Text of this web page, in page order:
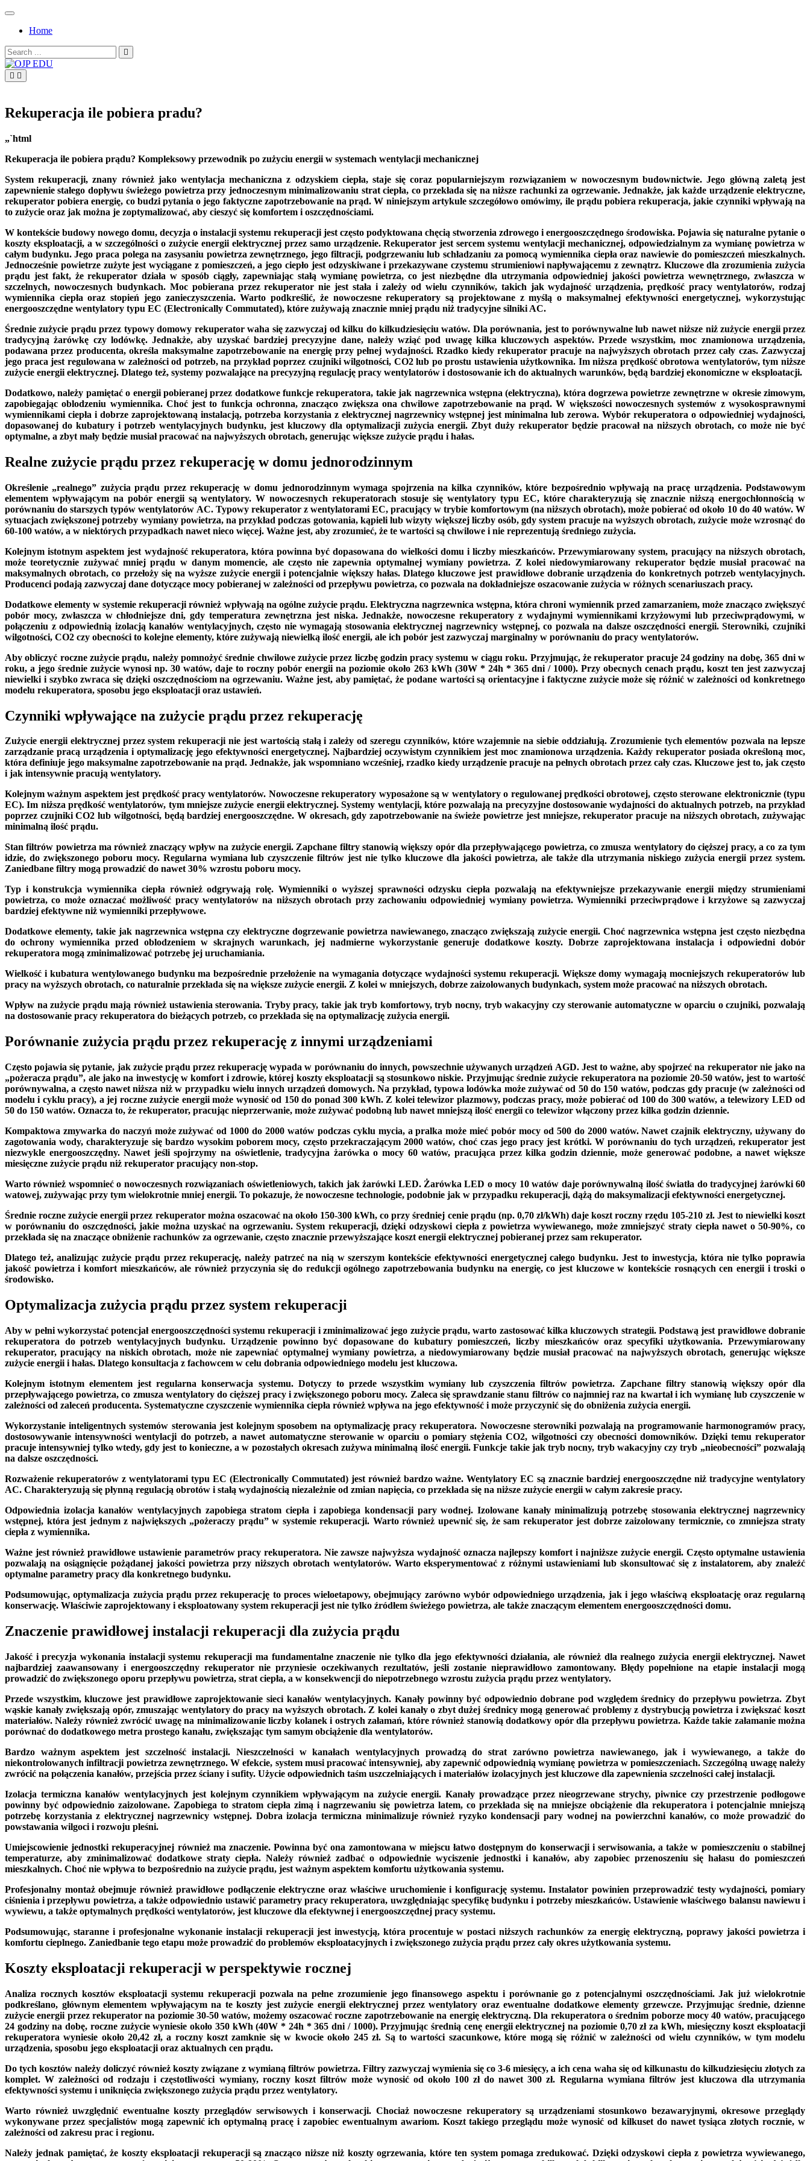
Skip
contentHome
Search
for:
Rekuperacja ile pobiera pradu?
„`html
Rekuperacja ile pobiera prądu? Kompleksowy przewodnik po zużyciu energii w systemach wentylacji mechanicznej
System rekuperacji, znany również jako wentylacja mechaniczna z odzyskiem ciepła, staje się coraz popularniejszym rozwiązaniem w nowoczesnym budownictwie. Jego główną zaletą jest
zapewnienie stałego dopływu świeżego powietrza przy jednoczesnym minimalizowaniu strat ciepła, co przekłada się na niższe rachunki za ogrzewanie. Jednakże, jak każde urządzenie elektryczne,
rekuperator pobiera energię, co budzi pytania o jego faktyczne zapotrzebowanie na prąd. W niniejszym artykule szczegółowo omówimy, ile prądu pobiera rekuperacja, jakie czynniki wpływają na
to zużycie oraz jak można je zoptymalizować, aby cieszyć się komfortem i oszczędnościami.
W kontekście budowy nowego domu, decyzja o instalacji systemu rekuperacji jest często podyktowana chęcią stworzenia zdrowego i energooszczędnego środowiska. Pojawia się naturalne pytanie o
koszty eksploatacji, a w szczególności o zużycie energii elektrycznej przez samo urządzenie. Rekuperator jest sercem systemu wentylacji mechanicznej, odpowiedzialnym za wymianę powietrza w
całym budynku. Jego praca polega na zasysaniu powietrza zewnętrznego, jego filtracji, podgrzewaniu lub schładzaniu za pomocą wymiennika ciepła oraz nawiewie do pomieszczeń mieszkalnych.
Jednocześnie powietrze zużyte jest wyciągane z pomieszczeń, a jego ciepło jest odzyskiwane i przekazywane czystemu strumieniowi napływającemu z zewnątrz. Kluczowe dla zrozumienia zużycia
prądu jest fakt, że rekuperator działa w sposób ciągły, zapewniając stałą wymianę powietrza, co jest niezbędne dla utrzymania odpowiedniej jakości powietrza wewnętrznego, zwłaszcza w
szczelnych, nowoczesnych budynkach. Moc pobierana przez rekuperator nie jest stała i zależy od wielu czynników, takich jak wydajność urządzenia, prędkość pracy wentylatorów, rodzaj
wymiennika ciepła oraz stopień jego zanieczyszczenia. Warto podkreślić, że nowoczesne rekuperatory są projektowane z myślą o maksymalnej efektywności energetycznej, wykorzystując
energooszczędne wentylatory typu EC (Electronically Commutated), które zużywają znacznie mniej prądu niż tradycyjne silniki AC.
Średnie zużycie prądu przez typowy domowy rekuperator waha się zazwyczaj od kilku do kilkudziesięciu watów. Dla porównania, jest to porównywalne lub nawet niższe niż zużycie energii przez
tradycyjną żarówkę czy lodówkę. Jednakże, aby uzyskać bardziej precyzyjne dane, należy wziąć pod uwagę kilka kluczowych aspektów. Przede wszystkim, moc znamionowa urządzenia,
podawana przez producenta, określa maksymalne zapotrzebowanie na energię przy pełnej wydajności. Rzadko kiedy rekuperator pracuje na najwyższych obrotach przez cały czas. Zazwyczaj
jego praca jest regulowana w zależności od potrzeb, na przykład poprzez czujniki wilgotności, CO2 lub po prostu ustawienia użytkownika. Im niższa prędkość obrotowa wentylatorów, tym niższe
zużycie energii elektrycznej. Dlatego też, systemy pozwalające na precyzyjną regulację pracy wentylatorów i dostosowanie ich do aktualnych warunków, będą bardziej ekonomiczne w eksploatacji.
Dodatkowo, należy pamiętać o energii pobieranej przez dodatkowe funkcje rekuperatora, takie jak nagrzewnica wstępna (elektryczna), która dogrzewa powietrze zewnętrzne w okresie zimowym,
zapobiegając oblodzeniu wymiennika. Choć jest to funkcja ochronna, znacząco zwiększa ona chwilowe zapotrzebowanie na prąd. W większości nowoczesnych systemów z wysokosprawnymi
wymiennikami ciepła i dobrze zaprojektowaną instalacją, potrzeba korzystania z elektrycznej nagrzewnicy wstępnej jest minimalna lub zerowa. Wybór rekuperatora o odpowiedniej wydajności,
dopasowanej do kubatury i potrzeb wentylacyjnych budynku, jest kluczowy dla optymalizacji zużycia energii. Zbyt duży rekuperator będzie pracował na niższych obrotach, co może nie być
optymalne, a zbyt mały będzie musiał pracować na najwyższych obrotach, generując większe zużycie prądu i hałas.
Realne zużycie prądu przez rekuperację w domu jednorodzinnym
Określenie „realnego” zużycia prądu przez rekuperację w domu jednorodzinnym wymaga spojrzenia na kilka czynników, które bezpośrednio wpływają na pracę urządzenia. Podstawowym
elementem wpływającym na pobór energii są wentylatory. W nowoczesnych rekuperatorach stosuje się wentylatory typu EC, które charakteryzują się znacznie niższą energochłonnością w
porównaniu do starszych typów wentylatorów AC. Typowy rekuperator z wentylatorami EC, pracujący w trybie komfortowym (na niższych obrotach), może pobierać od około 10 do 40 watów. W
sytuacjach zwiększonej potrzeby wymiany powietrza, na przykład podczas gotowania, kąpieli lub wizyty większej liczby osób, gdy system pracuje na wyższych obrotach, zużycie może wzrosnąć do
60-100 watów, a w niektórych przypadkach nawet nieco więcej. Ważne jest, aby zrozumieć, że te wartości są chwilowe i nie reprezentują średniego zużycia.
Kolejnym istotnym aspektem jest wydajność rekuperatora, która powinna być dopasowana do wielkości domu i liczby mieszkańców. Przewymiarowany system, pracujący na niższych obrotach,
może teoretycznie zużywać mniej prądu w danym momencie, ale często nie zapewnia optymalnej wymiany powietrza. Z kolei niedowymiarowany rekuperator będzie musiał pracować na
maksymalnych obrotach, co przełoży się na wyższe zużycie energii i potencjalnie większy hałas. Dlatego kluczowe jest prawidłowe dobranie urządzenia do konkretnych potrzeb wentylacyjnych.
Producenci podają zazwyczaj dane dotyczące mocy pobieranej w zależności od przepływu powietrza, co pozwala na dokładniejsze oszacowanie zużycia w różnych scenariuszach pracy.
Dodatkowe elementy w systemie rekuperacji również wpływają na ogólne zużycie prądu. Elektryczna nagrzewnica wstępna, która chroni wymiennik przed zamarzaniem, może znacząco zwiększyć
pobór mocy, zwłaszcza w chłodniejsze dni, gdy temperatura zewnętrzna jest niska. Jednakże, nowoczesne rekuperatory z wydajnymi wymiennikami krzyżowymi lub przeciwprądowymi, w
połączeniu z odpowiednią izolacją kanałów wentylacyjnych, często nie wymagają stosowania elektrycznej nagrzewnicy wstępnej, co pozwala na dalsze oszczędności energii. Sterowniki, czujniki
wilgotności, CO2 czy obecności to kolejne elementy, które zużywają niewielką ilość energii, ale ich pobór jest zazwyczaj marginalny w porównaniu do pracy wentylatorów.
Aby obliczyć roczne zużycie prądu, należy pomnożyć średnie chwilowe zużycie przez liczbę godzin pracy systemu w ciągu roku. Przyjmując, że rekuperator pracuje 24 godziny na dobę, 365 dni w
roku, a jego średnie zużycie wynosi np. 30 watów, daje to roczny pobór energii na poziomie około 263 kWh (30W * 24h * 365 dni / 1000). Przy obecnych cenach prądu, koszt ten jest zazwyczaj
niewielki i szybko zwraca się dzięki oszczędnościom na ogrzewaniu. Ważne jest, aby pamiętać, że podane wartości są orientacyjne i faktyczne zużycie może się różnić w zależności od konkretnego
modelu rekuperatora, sposobu jego eksploatacji oraz ustawień.
Czynniki wpływające na zużycie prądu przez rekuperację
Zużycie energii elektrycznej przez system rekuperacji nie jest wartością stałą i zależy od szeregu czynników, które wzajemnie na siebie oddziałują. Zrozumienie tych elementów pozwala na lepsze
zarządzanie pracą urządzenia i optymalizację jego efektywności energetycznej. Najbardziej oczywistym czynnikiem jest moc znamionowa urządzenia. Każdy rekuperator posiada określoną moc,
która definiuje jego maksymalne zapotrzebowanie na prąd. Jednakże, jak wspomniano wcześniej, rzadko kiedy urządzenie pracuje na pełnych obrotach przez cały czas. Kluczowe jest to, jak często
i jak intensywnie pracują wentylatory.
Kolejnym ważnym aspektem jest prędkość pracy wentylatorów. Nowoczesne rekuperatory wyposażone są w wentylatory o regulowanej prędkości obrotowej, często sterowane elektronicznie (typu
EC). Im niższa prędkość wentylatorów, tym mniejsze zużycie energii elektrycznej. Systemy wentylacji, które pozwalają na precyzyjne dostosowanie wydajności do aktualnych potrzeb, na przykład
poprzez czujniki CO2 lub wilgotności, będą bardziej energooszczędne. W okresach, gdy zapotrzebowanie na świeże powietrze jest mniejsze, rekuperator pracuje na niższych obrotach, zużywając
minimalną ilość prądu.
Stan filtrów powietrza ma również znaczący wpływ na zużycie energii. Zapchane filtry stanowią większy opór dla przepływającego powietrza, co zmusza wentylatory do cięższej pracy, a co za tym
idzie, do zwiększonego poboru mocy. Regularna wymiana lub czyszczenie filtrów jest nie tylko kluczowe dla jakości powietrza, ale także dla utrzymania niskiego zużycia energii przez system.
Zaniedbane filtry mogą prowadzić do nawet 30% wzrostu poboru mocy.
Typ i konstrukcja wymiennika ciepła również odgrywają rolę. Wymienniki o wyższej sprawności odzysku ciepła pozwalają na efektywniejsze przekazywanie energii między strumieniami
powietrza, co może oznaczać możliwość pracy wentylatorów na niższych obrotach przy zachowaniu odpowiedniej wymiany powietrza. Wymienniki przeciwprądowe i krzyżowe są zazwyczaj
bardziej efektywne niż wymienniki przepływowe.
Dodatkowe elementy, takie jak nagrzewnica wstępna czy elektryczne dogrzewanie powietrza nawiewanego, znacząco zwiększają zużycie energii. Choć nagrzewnica wstępna jest często niezbędna
do ochrony wymiennika przed oblodzeniem w skrajnych warunkach, jej nadmierne wykorzystanie generuje dodatkowe koszty. Dobrze zaprojektowana instalacja i odpowiedni dobór
rekuperatora mogą zminimalizować potrzebę jej uruchamiania.
Wielkość i kubatura wentylowanego budynku ma bezpośrednie przełożenie na wymagania dotyczące wydajności systemu rekuperacji. Większe domy wymagają mocniejszych rekuperatorów lub
pracy na wyższych obrotach, co naturalnie przekłada się na większe zużycie energii. Z kolei w mniejszych, dobrze zaizolowanych budynkach, system może pracować na niższych obrotach.
Wpływ na zużycie prądu mają również ustawienia sterowania. Tryby pracy, takie jak tryb komfortowy, tryb nocny, tryb wakacyjny czy sterowanie automatyczne w oparciu o czujniki, pozwalają
na dostosowanie pracy rekuperatora do bieżących potrzeb, co przekłada się na optymalizację zużycia energii.
Porównanie zużycia prądu przez rekuperację z innymi urządzeniami
Często pojawia się pytanie, jak zużycie prądu przez rekuperację wypada w porównaniu do innych, powszechnie używanych urządzeń AGD. Jest to ważne, aby spojrzeć na rekuperator nie jako na
„pożeracza prądu”, ale jako na inwestycję w komfort i zdrowie, której koszty eksploatacji są stosunkowo niskie. Przyjmując średnie zużycie rekuperatora na poziomie 20-50 watów, jest to wartość
porównywalna, a często nawet niższa niż w przypadku wielu innych urządzeń domowych. Na przykład, typowa lodówka może zużywać od 50 do 150 watów, podczas gdy pracuje (w zależności od
modelu i cyklu pracy), a jej roczne zużycie energii może wynosić od 150 do ponad 300 kWh. Z kolei telewizor plazmowy, podczas pracy, może pobierać od 100 do 300 watów, a telewizory LED od
50 do 150 watów. Oznacza to, że rekuperator, pracując nieprzerwanie, może zużywać podobną lub nawet mniejszą ilość energii co telewizor włączony przez kilka godzin dziennie.
Kompaktowa zmywarka do naczyń może zużywać od 1000 do 2000 watów podczas cyklu mycia, a pralka może mieć pobór mocy od 500 do 2000 watów. Nawet czajnik elektryczny, używany do
zagotowania wody, charakteryzuje się bardzo wysokim poborem mocy, często przekraczającym 2000 watów, choć czas jego pracy jest krótki. W porównaniu do tych urządzeń, rekuperator jest
niezwykle energooszczędny. Nawet jeśli spojrzymy na oświetlenie, tradycyjna żarówka o mocy 60 watów, pracująca przez kilka godzin dziennie, może generować podobne, a nawet większe
miesięczne zużycie prądu niż rekuperator pracujący non-stop.
Warto również wspomnieć o nowoczesnych rozwiązaniach oświetleniowych, takich jak żarówki LED. Żarówka LED o mocy 10 watów daje porównywalną ilość światła do tradycyjnej żarówki 60
watowej, zużywając przy tym wielokrotnie mniej energii. To pokazuje, że nowoczesne technologie, podobnie jak w przypadku rekuperacji, dążą do maksymalizacji efektywności energetycznej.
Średnie roczne zużycie energii przez rekuperator można oszacować na około 150-300 kWh, co przy średniej cenie prądu (np. 0,70 zł/kWh) daje koszt roczny rzędu 105-210 zł. Jest to niewielki koszt
w porównaniu do oszczędności, jakie można uzyskać na ogrzewaniu. System rekuperacji, dzięki odzyskowi ciepła z powietrza wywiewanego, może zmniejszyć straty ciepła nawet o 50-90%, co
przekłada się na znaczące obniżenie rachunków za ogrzewanie, często znacznie przewyższające koszt energii elektrycznej pobieranej przez sam rekuperator.
Dlatego też, analizując zużycie prądu przez rekuperację, należy patrzeć na nią w szerszym kontekście efektywności energetycznej całego budynku. Jest to inwestycja, która nie tylko poprawia
jakość powietrza i komfort mieszkańców, ale również przyczynia się do redukcji ogólnego zapotrzebowania budynku na energię, co jest kluczowe w kontekście rosnących cen energii i troski o
środowisko.
Optymalizacja zużycia prądu przez system rekuperacji
Aby w pełni wykorzystać potencjał energooszczędności systemu rekuperacji i zminimalizować jego zużycie prądu, warto zastosować kilka kluczowych strategii. Podstawą jest prawidłowe dobranie
rekuperatora do potrzeb wentylacyjnych budynku. Urządzenie powinno być dopasowane do kubatury pomieszczeń, liczby mieszkańców oraz specyfiki użytkowania. Przewymiarowany
rekuperator, pracujący na niskich obrotach, może nie zapewniać optymalnej wymiany powietrza, a niedowymiarowany będzie musiał pracować na najwyższych obrotach, generując większe
zużycie energii i hałas. Dlatego konsultacja z fachowcem w celu dobrania odpowiedniego modelu jest kluczowa.
Kolejnym istotnym elementem jest regularna konserwacja systemu. Dotyczy to przede wszystkim wymiany lub czyszczenia filtrów powietrza. Zapchane filtry stanowią większy opór dla
przepływającego powietrza, co zmusza wentylatory do cięższej pracy i zwiększonego poboru mocy. Zaleca się sprawdzanie stanu filtrów co najmniej raz na kwartał i ich wymianę lub czyszczenie w
zależności od zaleceń producenta. Systematyczne czyszczenie wymiennika ciepła również wpływa na jego efektywność i może przyczynić się do obniżenia zużycia energii.
Wykorzystanie inteligentnych systemów sterowania jest kolejnym sposobem na optymalizację pracy rekuperatora. Nowoczesne sterowniki pozwalają na programowanie harmonogramów pracy,
dostosowywanie intensywności wentylacji do potrzeb, a nawet automatyczne sterowanie w oparciu o pomiary stężenia CO2, wilgotności czy obecności domowników. Dzięki temu rekuperator
pracuje intensywniej tylko wtedy, gdy jest to konieczne, a w pozostałych okresach zużywa minimalną ilość energii. Funkcje takie jak tryb nocny, tryb wakacyjny czy tryb „nieobecności” pozwalają
na dalsze oszczędności.
Rozważenie rekuperatorów z wentylatorami typu EC (Electronically Commutated) jest również bardzo ważne. Wentylatory EC są znacznie bardziej energooszczędne niż tradycyjne wentylatory
AC. Charakteryzują się płynną regulacją obrotów i stałą wydajnością niezależnie od zmian napięcia, co przekłada się na niższe zużycie energii w całym zakresie pracy.
Odpowiednia izolacja kanałów wentylacyjnych zapobiega stratom ciepła i zapobiega kondensacji pary wodnej. Izolowane kanały minimalizują potrzebę stosowania elektrycznej nagrzewnicy
wstępnej, która jest jednym z największych „pożeraczy prądu” w systemie rekuperacji. Warto również upewnić się, że sam rekuperator jest dobrze zaizolowany termicznie, co zmniejsza straty
ciepła z wymiennika.
Ważne jest również prawidłowe ustawienie parametrów pracy rekuperatora. Nie zawsze najwyższa wydajność oznacza najlepszy komfort i najniższe zużycie energii. Często optymalne ustawienia
pozwalają na osiągnięcie pożądanej jakości powietrza przy niższych obrotach wentylatorów. Warto eksperymentować z różnymi ustawieniami lub skonsultować się z instalatorem, aby znaleźć
optymalne parametry pracy dla konkretnego budynku.
Podsumowując, optymalizacja zużycia prądu przez rekuperację to proces wieloetapowy, obejmujący zarówno wybór odpowiedniego urządzenia, jak i jego właściwą eksploatację oraz regularną
konserwację. Właściwie zaprojektowany i eksploatowany system rekuperacji jest nie tylko źródłem świeżego powietrza, ale także znaczącym elementem energooszczędności domu.
Znaczenie prawidłowej instalacji rekuperacji dla zużycia prądu
Jakość i precyzja wykonania instalacji systemu rekuperacji ma fundamentalne znaczenie nie tylko dla jego efektywności działania, ale również dla realnego zużycia energii elektrycznej. Nawet
najbardziej zaawansowany i energooszczędny rekuperator nie przyniesie oczekiwanych rezultatów, jeśli zostanie nieprawidłowo zamontowany. Błędy popełnione na etapie instalacji mogą
prowadzić do zwiększonego oporu przepływu powietrza, strat ciepła, a w konsekwencji do niepotrzebnego wzrostu zużycia prądu przez wentylatory.
Przede wszystkim, kluczowe jest prawidłowe zaprojektowanie sieci kanałów wentylacyjnych. Kanały powinny być odpowiednio dobrane pod względem średnicy do przepływu powietrza. Zbyt
wąskie kanały zwiększają opór, zmuszając wentylatory do pracy na wyższych obrotach. Z kolei kanały o zbyt dużej średnicy mogą generować problemy z dystrybucją powietrza i zwiększać koszt
materiałów. Należy również zwrócić uwagę na minimalizowanie liczby kolanek i ostrych załamań, które również stanowią dodatkowy opór dla przepływu powietrza. Każde takie załamanie można
porównać do dodatkowego metra prostego kanału, zwiększając tym samym obciążenie dla wentylatorów.
Bardzo ważnym aspektem jest szczelność instalacji. Nieszczelności w kanałach wentylacyjnych prowadzą do strat zarówno powietrza nawiewanego, jak i wywiewanego, a także do
niekontrolowanych infiltracji powietrza zewnętrznego. W efekcie, system musi pracować intensywniej, aby zapewnić odpowiednią wymianę powietrza w pomieszczeniach. Szczególną uwagę należy
zwrócić na połączenia kanałów, przejścia przez ściany i sufity. Użycie odpowiednich taśm uszczelniających i materiałów izolacyjnych jest kluczowe dla zapewnienia szczelności całej instalacji.
Izolacja termiczna kanałów wentylacyjnych jest kolejnym czynnikiem wpływającym na zużycie energii. Kanały prowadzące przez nieogrzewane strychy, piwnice czy przestrzenie podłogowe
powinny być odpowiednio zaizolowane. Zapobiega to stratom ciepła zimą i nagrzewaniu się powietrza latem, co przekłada się na mniejsze obciążenie dla rekuperatora i potencjalnie mniejszą
potrzebę korzystania z elektrycznej nagrzewnicy wstępnej. Dobra izolacja termiczna minimalizuje również ryzyko kondensacji pary wodnej na powierzchni kanałów, co może prowadzić do
powstawania wilgoci i rozwoju pleśni.
Umiejscowienie jednostki rekuperacyjnej również ma znaczenie. Powinna być ona zamontowana w miejscu łatwo dostępnym do konserwacji i serwisowania, a także w pomieszczeniu o stabilnej
temperaturze, aby zminimalizować dodatkowe straty ciepła. Należy również zadbać o odpowiednie wyciszenie jednostki i kanałów, aby zapobiec przenoszeniu się hałasu do pomieszczeń
mieszkalnych. Choć nie wpływa to bezpośrednio na zużycie prądu, jest ważnym aspektem komfortu użytkowania systemu.
Profesjonalny montaż obejmuje również prawidłowe podłączenie elektryczne oraz właściwe uruchomienie i konfigurację systemu. Instalator powinien przeprowadzić testy wydajności, pomiary
ciśnienia i przepływu powietrza, a także odpowiednio ustawić parametry pracy rekuperatora, uwzględniając specyfikę budynku i potrzeby mieszkańców. Ustawienie właściwego balansu nawiewu i
wywiewu, a także optymalnych prędkości wentylatorów, jest kluczowe dla efektywnej i energooszczędnej pracy systemu.
Podsumowując, staranne i profesjonalne wykonanie instalacji rekuperacji jest inwestycją, która procentuje w postaci niższych rachunków za energię elektryczną, poprawy jakości powietrza i
komfortu cieplnego. Zaniedbanie tego etapu może prowadzić do problemów eksploatacyjnych i zwiększonego zużycia prądu przez cały okres użytkowania systemu.
Koszty eksploatacji rekuperacji w perspektywie rocznej
Analiza rocznych kosztów eksploatacji systemu rekuperacji pozwala na pełne zrozumienie jego finansowego aspektu i porównanie go z potencjalnymi oszczędnościami. Jak już wielokrotnie
podkreślano, głównym elementem wpływającym na te koszty jest zużycie energii elektrycznej przez wentylatory oraz ewentualne dodatkowe elementy grzewcze. Przyjmując średnie, dzienne
zużycie energii przez rekuperator na poziomie 30-50 watów, możemy oszacować roczne zapotrzebowanie na energię elektryczną. Dla rekuperatora o średnim poborze mocy 40 watów, pracującego
24 godziny na dobę, roczne zużycie wyniesie około 350 kWh (40W * 24h * 365 dni / 1000). Przyjmując średnią cenę energii elektrycznej na poziomie 0,70 zł za kWh, miesięczny koszt eksploatacji
rekuperatora wyniesie około 20,42 zł, a roczny koszt zamknie się w kwocie około 245 zł. Są to wartości szacunkowe, które mogą się różnić w zależności od wielu czynników, w tym modelu
urządzenia, sposobu jego eksploatacji oraz aktualnych cen prądu.
Do tych kosztów należy doliczyć również koszty związane z wymianą filtrów powietrza. Filtry zazwyczaj wymienia się co 3-6 miesięcy, a ich cena waha się od kilkunastu do kilkudziesięciu złotych za
komplet. W zależności od rodzaju i częstotliwości wymiany, roczny koszt filtrów może wynosić od około 100 zł do nawet 300 zł. Regularna wymiana filtrów jest kluczowa dla utrzymania
efektywności systemu i uniknięcia zwiększonego zużycia prądu przez wentylatory.
Warto również uwzględnić ewentualne koszty przeglądów serwisowych i konserwacji. Chociaż nowoczesne rekuperatory są urządzeniami stosunkowo bezawaryjnymi, okresowe przeglądy
wykonywane przez specjalistów mogą zapewnić ich optymalną pracę i zapobiec ewentualnym awariom. Koszt takiego przeglądu może wynosić od kilkuset do nawet tysiąca złotych rocznie, w
zależności od zakresu prac i regionu.
Należy jednak pamiętać, że koszty eksploatacji rekuperacji są znacząco niższe niż koszty ogrzewania, które ten system pomaga zredukować. Dzięki odzyskowi ciepła z powietrza wywiewanego,